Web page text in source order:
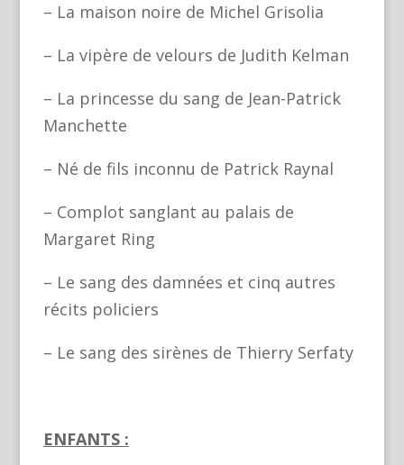
– La maison noire de Michel Grisolia
– La vipère de velours de Judith Kelman
– La princesse du sang de Jean-Patrick
Manchette
– Né de fils inconnu de Patrick Raynal
– Complot sanglant au palais de
Margaret Ring
– Le sang des damnées et cinq autres
récits policiers
– Le sang des sirènes de Thierry Serfaty
ENFANTS :